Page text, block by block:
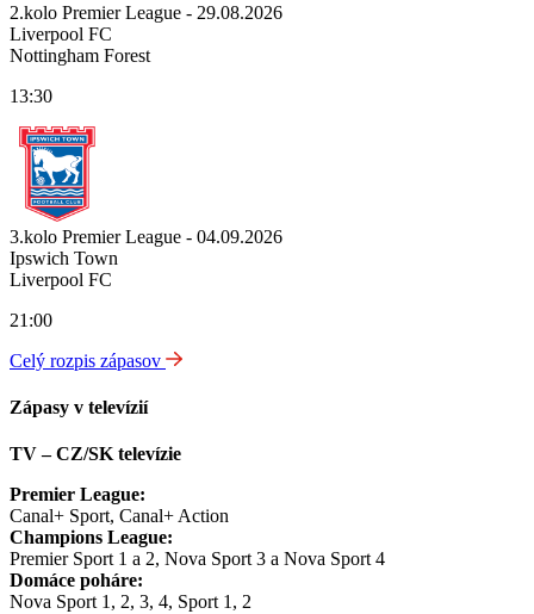
2.kolo Premier League - 29.08.2026
Liverpool FC
Nottingham Forest
13:30
3.kolo Premier League - 04.09.2026
Ipswich Town
Liverpool FC
21:00
Celý rozpis zápasov
Zápasy v televízií
TV – CZ/SK televízie
Premier League:
Canal+ Sport, Canal+ Action
Champions League:
Premier Sport 1 a 2, Nova Sport 3 a Nova Sport 4
Domáce poháre:
Nova Sport 1, 2, 3, 4, Sport 1, 2